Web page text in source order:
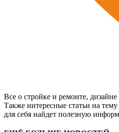
Все о стройке и ремонте,
Также интересные статьи на
для себя найдет полезную